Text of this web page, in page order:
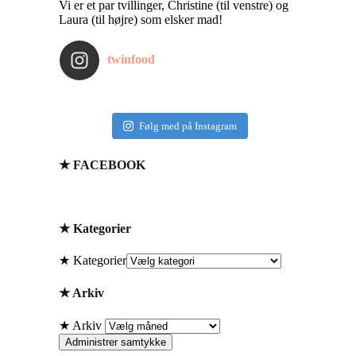
Vi er et par tvillinger, Christine (til venstre) og
Laura (til højre) som elsker mad!
twinfood
Følg med på Instagram
★ FACEBOOK
★ Kategorier
★ Kategorier
★ Arkiv
★ Arkiv
Administrer samtykke